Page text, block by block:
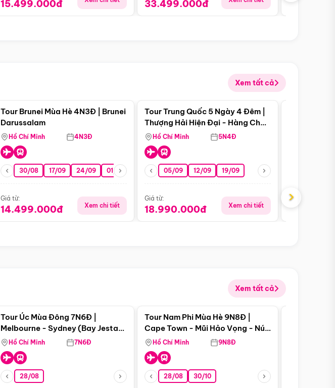
15.499.000đ 33.499.000đ
Xem tất cả
Tour Brunei Mùa Hè 4N3Đ | Brunei
Darussalam
Hồ Chí Minh 4N3Đ
30/08 17/09 24/09 01/10 15/10 29/10
Giá từ:
14.499.000đ Xem chi tiết
Điểm nổi bật
Tour Trung Quốc 5 Ngày 4 Đêm |
Thượng Hải Hiện Đại - Hàng Châu
Nên Thơ - Ô Trấn Cổ Kính
Hồ Chí Minh 5N4Đ
05/09 12/09 19/09
Giá từ:
18.990.000đ Xem chi tiết
Giá từ:
›
Xem tất cả
Tour Úc Mùa Đông 7N6Đ |
Melbourne - Sydney (Bay Jestar
Airways)
Hồ Chí Minh 7N6Đ
28/08
Điểm nổi bật
Tour Nam Phi Mùa Hè 9N8Đ |
Cape Town - Mũi Hảo Vọng - Núi
Bàn - Johannesburg - Pretoria -
Safari - Lodge
Hồ Chí Minh 9N8Đ
28/08 30/10